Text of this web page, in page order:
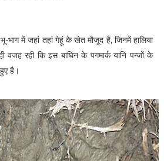
भाग में जहां तहां गेहूं के खेत मौजूद है, जिनमें हालिया
वजह रही कि इस बाघिन के पगमार्क यानि पन्जों के
है।